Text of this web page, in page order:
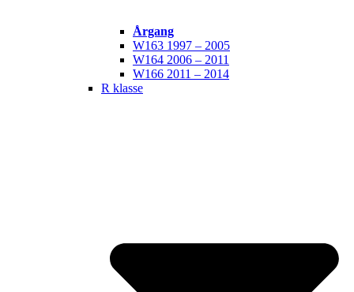
Årgang
W163 1997 – 2005
W164 2006 – 2011
W166 2011 – 2014
R klasse